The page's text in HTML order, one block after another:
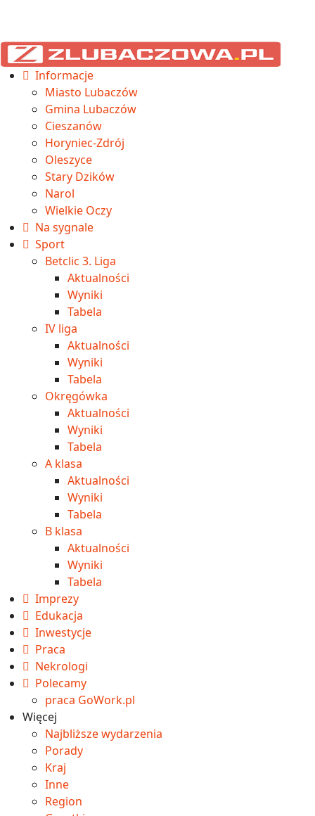
Informacje
Miasto Lubaczów
Gmina Lubaczów
Cieszanów
Horyniec-Zdrój
Oleszyce
Stary Dzików
Narol
Wielkie Oczy
Na sygnale
Sport
Betclic 3. Liga
Aktualności
Wyniki
Tabela
IV liga
Aktualności
Wyniki
Tabela
Okręgówka
Aktualności
Wyniki
Tabela
A klasa
Aktualności
Wyniki
Tabela
B klasa
Aktualności
Wyniki
Tabela
Imprezy
Edukacja
Inwestycje
Praca
Nekrologi
Polecamy
praca GoWork.pl
Więcej
Najbliższe wydarzenia
Porady
Kraj
Inne
Region